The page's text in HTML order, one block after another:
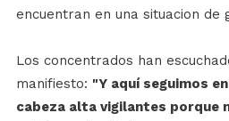
encuentran en una situacion de
Los concentrados han
manifiesto: "Y aquí seguimos
cabeza alta vigilantes porque